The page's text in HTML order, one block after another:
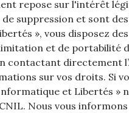
repose sur l'intérêt
suppression et sont
», vous disposez
et de portabilité
contactant directement
sur vos droits. Si
et Libertés »
Nous vous